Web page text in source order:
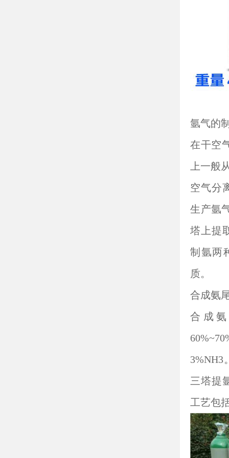
氩气的
在干空
上一般
空气分
生产氩
塔上提
制氩两
质。
合成氨
合成
三塔提
工艺包